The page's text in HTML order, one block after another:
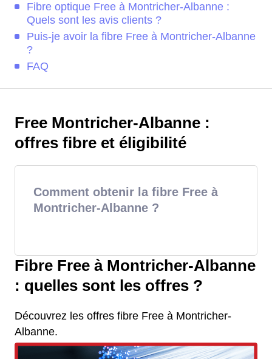
Fibre optique Free à Montricher-Albanne :
Quels sont les avis clients ?
Puis-je avoir la fibre Free à Montricher-Albanne
?
FAQ
Free Montricher-Albanne :
offres fibre et éligibilité
Comment obtenir la fibre Free à
Montricher-Albanne ?
Fibre Free à Montricher-Albanne
: quelles sont les offres ?
Découvrez les offres fibre Free à Montricher-
Albanne.